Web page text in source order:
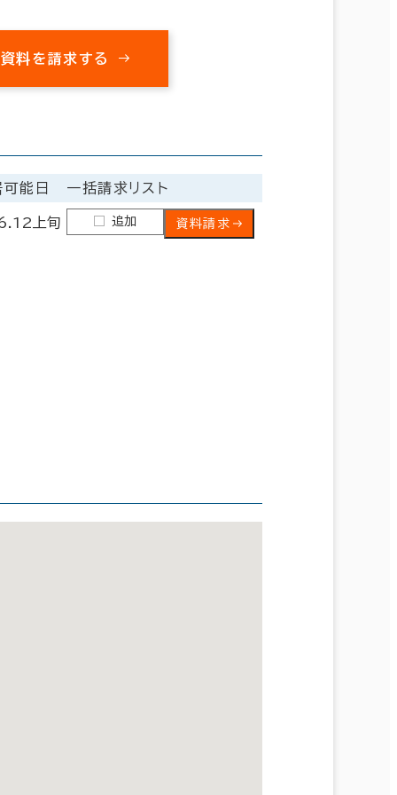
料を請求する
能日 一括請求リスト
上旬 追加 資料請求